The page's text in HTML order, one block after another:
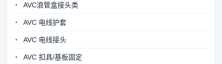
AVC浪管盒接头类
AVC 电线护套
AVC 电线接头
AVC 扣具/基板固定